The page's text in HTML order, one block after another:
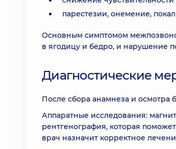
парестезии, онемение,
Основным симптомом
в ягодицу и бедро, и нарушение
Диагностические
После сбора анамнеза и осмотра
Аппаратные исследования:
рентгенография, которая
врач назначит корректное